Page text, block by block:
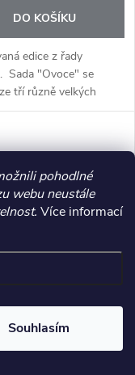
pohodlné
webu neustále
Více informací
Souhlasím
DO KOŠÍKU
edice z řady
Sada "Ovoce" se
tří různě velkých
barevnými víky.
835 Kč